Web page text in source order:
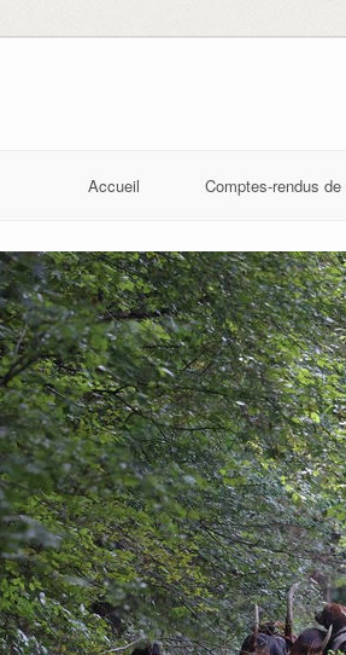
Accueil Comptes-rendus